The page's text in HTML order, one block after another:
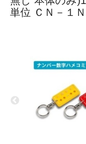
単位 ＣＮ－１